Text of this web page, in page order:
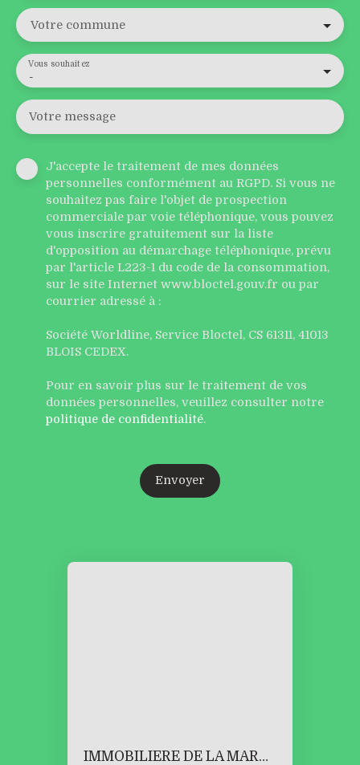
Votre commune
-
Vous souhaitez
Votre message
J'accepte le traitement de mes données
personnelles conformément au RGPD. Si vous ne
souhaitez pas faire l'objet de prospection
commerciale par voie téléphonique, vous pouvez
vous inscrire gratuitement sur la liste
d'opposition au démarchage téléphonique, prévu
par l'article L223-1 du code de la consommation,
sur le site Internet www.bloctel.gouv.fr ou par
courrier adressé à :
Société Worldline, Service Bloctel, CS 61311, 41013
BLOIS CEDEX.
Pour en savoir plus sur le traitement de vos
données personnelles, veuillez consulter notre
politique de confidentialité.
Envoyer
IMMOBILIERE DE LA MARNE